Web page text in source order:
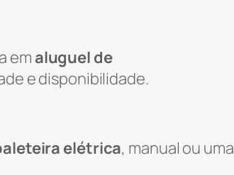
em aluguel de
e disponibilidade.
elétrica, manual ou uma